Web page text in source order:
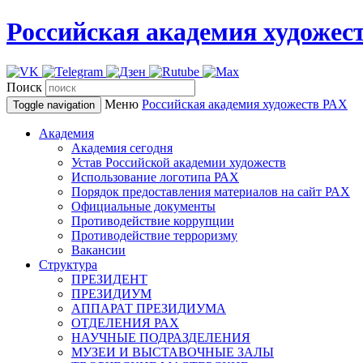
Российская академия
Поиск
Toggle navigation Меню Российская академия художеств РАХ
Академия
Академия сегодня
Устав Российской академии художеств
Использование логотипа РАХ
Порядок предоставления материалов на сайт РАХ
Официальные документы
Противодействие коррупции
Противодействие терроризму
Вакансии
Структура
ПРЕЗИДЕНТ
ПРЕЗИДИУМ
АППАРАТ ПРЕЗИДИУМА
ОТДЕЛЕНИЯ РАХ
НАУЧНЫЕ ПОДРАЗДЕЛЕНИЯ
МУЗЕИ И ВЫСТАВОЧНЫЕ ЗАЛЫ